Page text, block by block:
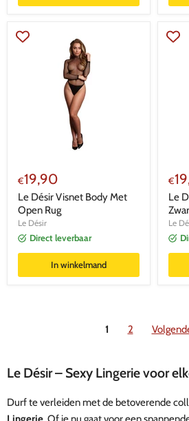
€19,90
Le Désir Visnet Body Met
Open Rug
Le Désir
Direct leverbaar
In winkelmand
€
Le
Le
1 2
Le Désir – Sexy Lingerie voor
Durf te verleiden met de betoverende